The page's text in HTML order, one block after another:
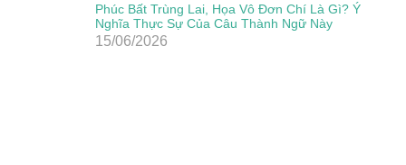
Phúc Bất Trùng Lai, Họa Vô Đơn Chí Là Gì? Ý
Nghĩa Thực Sự Của Câu Thành Ngữ Này
15/06/2026